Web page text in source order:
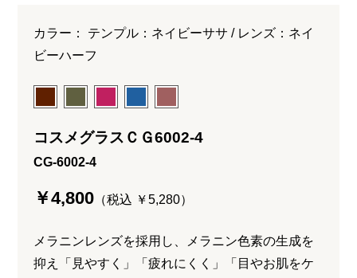
カラー： テンプル：ネイビーササ / レンズ：ネイ
ビーハーフ
コスメグラスＣＧ6002-4
CG-6002-4
￥4,800 （税込 ￥5,280）
メラニンレンズを採用し、メラニン色素の生成を
抑え「見やすく」「疲れにくく」「目やお肌をケ